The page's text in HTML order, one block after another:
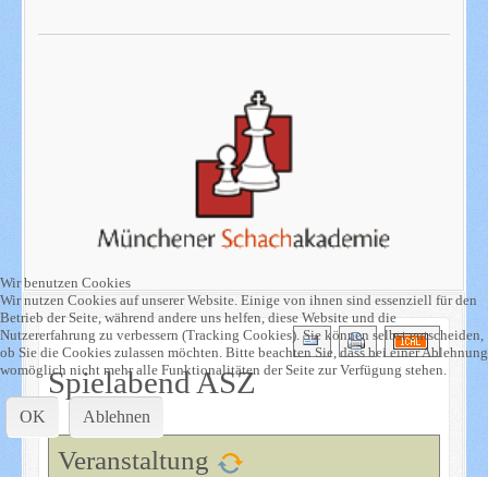
Spielabend ASZ
Veranstaltung
Wir benutzen Cookies
Wir nutzen Cookies auf unserer Website. Einige von ihnen sind essenziell für den
Betrieb der Seite, während andere uns helfen, diese Website und die
Nutzererfahrung zu verbessern (Tracking Cookies). Sie können selbst entscheiden,
ob Sie die Cookies zulassen möchten. Bitte beachten Sie, dass bei einer Ablehnung
womöglich nicht mehr alle Funktionalitäten der Seite zur Verfügung stehen.
OK Ablehnen